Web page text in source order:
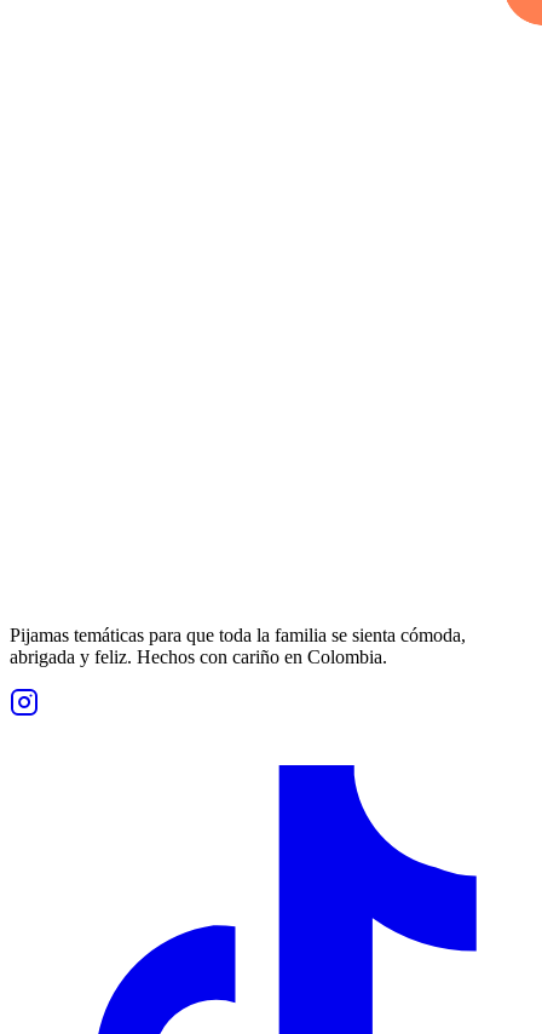
Pijamas temáticas para que toda la familia se sienta cómoda,
abrigada y feliz. Hechos con cariño en Colombia.